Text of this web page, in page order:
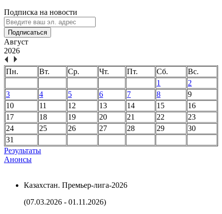
Подписка на новости
Подписаться
Август
2026
Пн. Вт. Ср. Чт. Пт. Сб.
Вс.
1
2
3
4 5 6 7 8
9
10
11 12 13 14 15
16
17
18 19 20 21 22
23
24
25 26 27 28 29
30
31
Результаты
Анонсы
Казахстан. Премьер-лига-2026
(07.03.2026 - 01.11.2026)